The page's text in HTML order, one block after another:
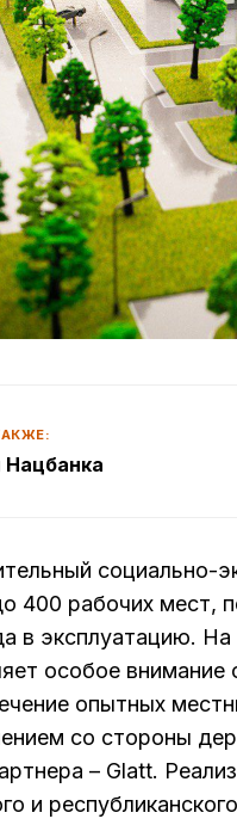
социально-
400 рабочих мест,
в эксплуатацию.
особое внимание
опытных
со стороны
– Glatt.
и